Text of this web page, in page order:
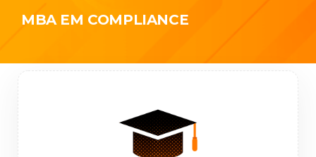
MBA EM COMPLIANCE